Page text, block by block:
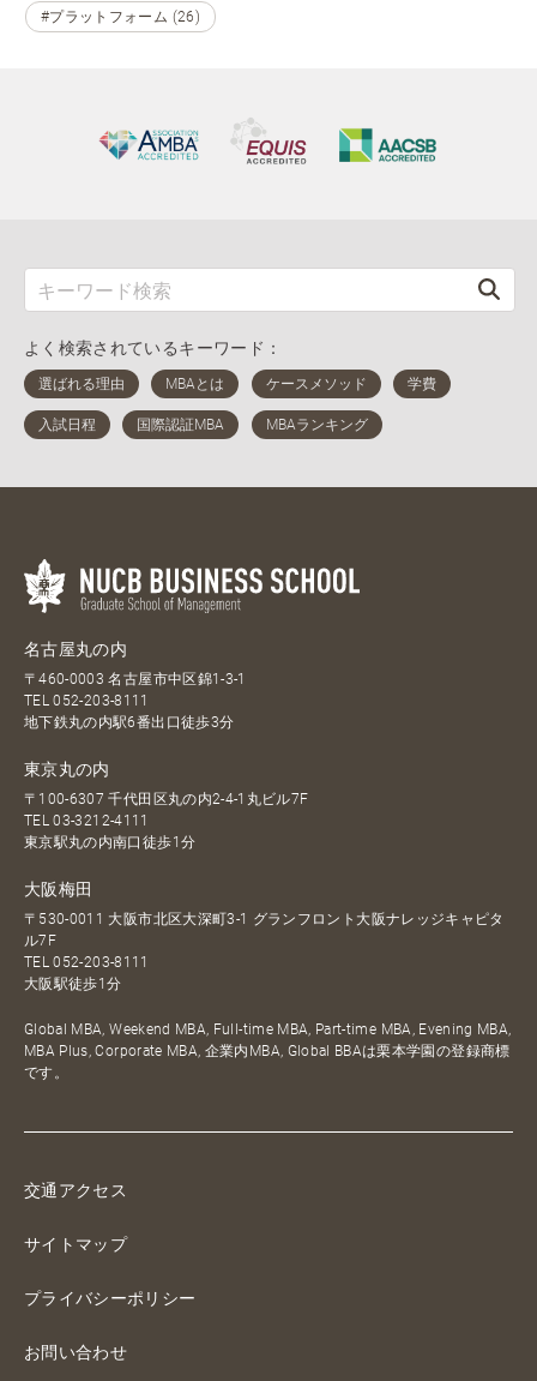
#プラットフォーム (26)
よく検索されているキーワード：
名古屋丸の内
〒460-0003 名古屋市中区錦1-3-1
TEL052-203-8111
地下鉄丸の内駅6番出口徒歩3分
東京丸の内
〒100-6307 千代田区丸の内2-4-1丸ビル7F
TEL03-3212-4111
東京駅丸の内南口徒歩1分
大阪梅田
〒530-0011 大阪市北区大深町3-1 グランフロント大阪ナレッジキャピタ
ル7F
TEL052-203-8111
大阪駅徒歩1分
Global MBA, Weekend MBA, Full-time MBA, Part-time MBA, Evening MBA,
MBA Plus, Corporate MBA, 企業内MBA, Global BBAは栗本学園の登録商標
です。
交通アクセス
サイトマップ
プライバシーポリシー
お問い合わせ